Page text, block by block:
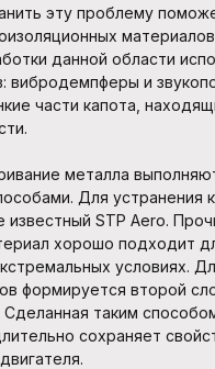
эту проблему
данной области
вибродемпферы и
части капота,
металла
Для устранения
известный STP Aero.
хорошо подходит
условиях.
формируется второй
таким
сохраняет